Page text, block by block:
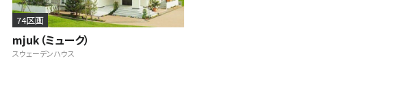
74区画
mjuk（ミューク）
スウェーデンハウス